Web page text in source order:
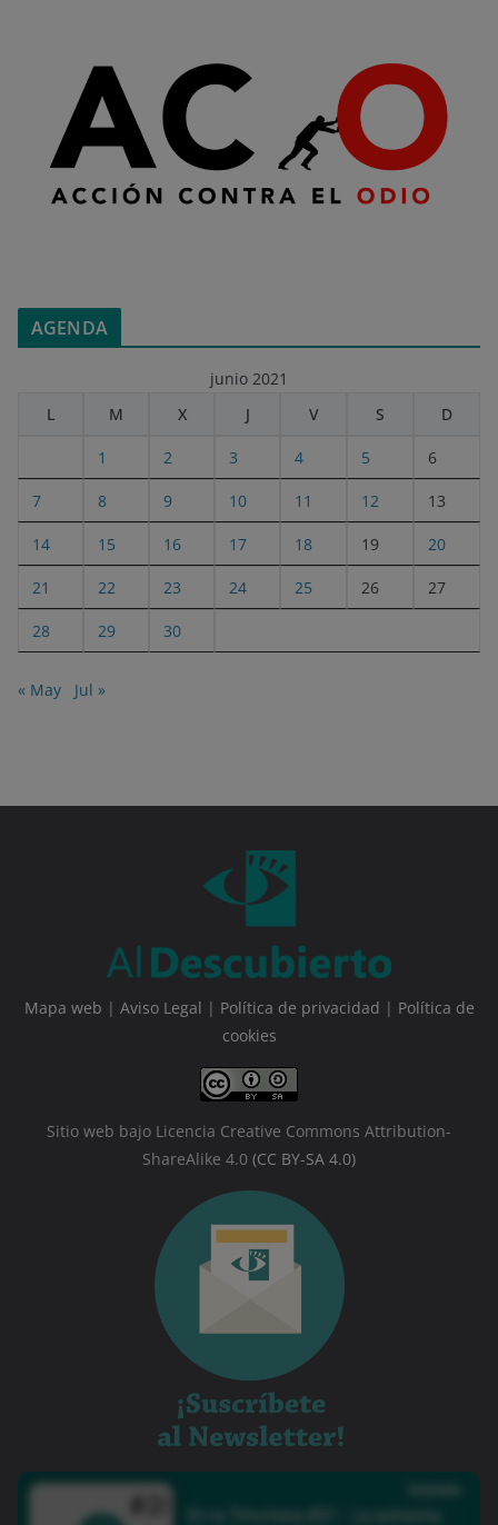
AGENDA
junio 2021
L
M X J V S D
1 2 3 4 5 6
7 8 9 10 11 12 13
14 15 16 17 18 19 20
21 22 23 24 25 26 27
28 29 30
« May Jul »
Mapa web | Aviso Legal | Política de privacidad | Política de
cookies
Sitio web bajo Licencia Creative Commons Attribution-
ShareAlike 4.0 (CC BY-SA 4.0)